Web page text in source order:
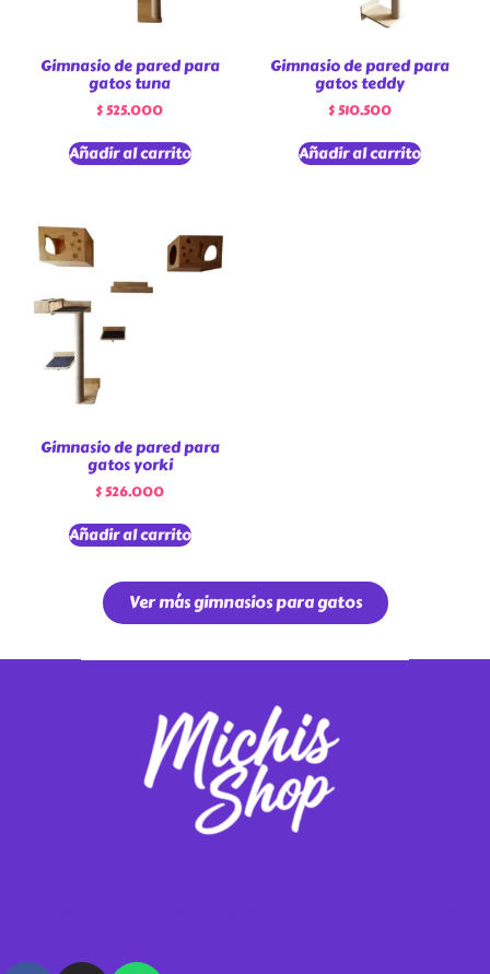
Gimnasio de pared para
gatos tuna
$525.000
Añadir al carrito
Gimnasio de pared para
gatos teddy
$510.500
Añadir al carrito
Gimnasio de pared para
gatos yorki
$526.000
Añadir al carrito
Ver más gimnasios para gatos